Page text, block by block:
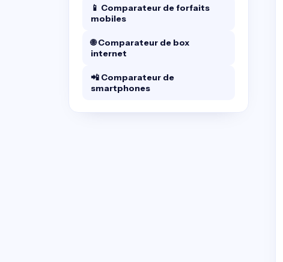
📱 Comparateur de forfaits
mobiles
🌐 Comparateur de box
internet
📲 Comparateur de
smartphones